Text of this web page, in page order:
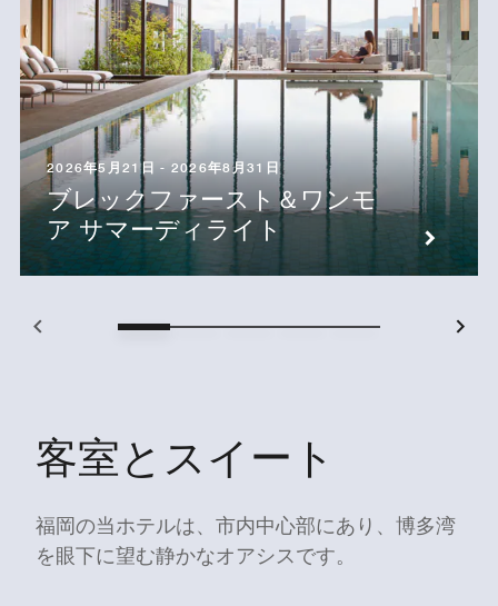
2026年5月21日 - 2026年8月31日
ブレックファースト＆ワンモ
ア サマーディライト
客室とスイート
福岡の当ホテルは、市内中心部にあり、博多湾
を眼下に望む静かなオアシスです。